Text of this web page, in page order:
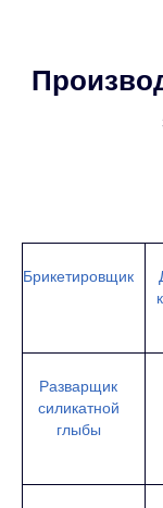
Брикетировщик
Разварщик
силикатной
глыбы